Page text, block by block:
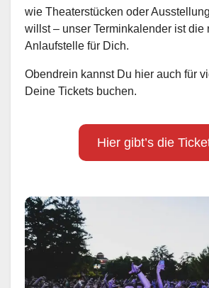
wie Theaterstücken oder
willst – unser Terminkalender ist die
Anlaufstelle für Dich.
Obendrein kannst Du hier auch für
Deine Tickets buchen.
Hier gibt’s die